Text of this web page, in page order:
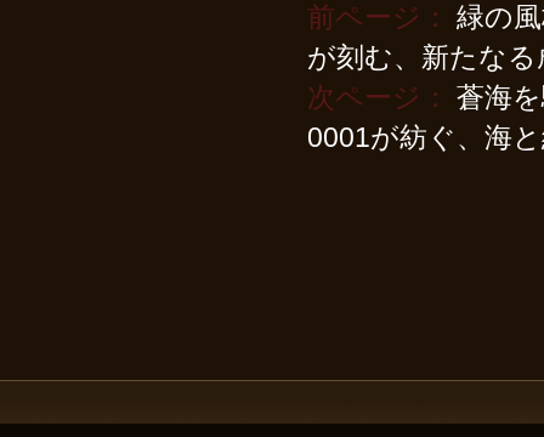
前ページ：
緑の
が刻む、新たなる
次ページ：
蒼海
0001が紡ぐ、海